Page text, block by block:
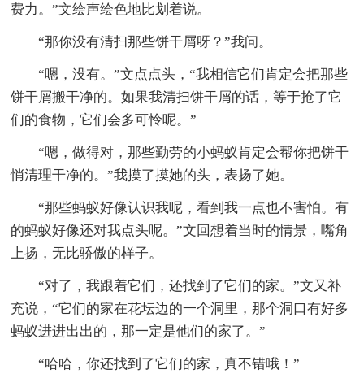
费力。”文绘声绘色地比划着说。
“那你没有清扫那些饼干屑呀？”我问。
“嗯，没有。”文点点头，“我相信它们肯定会把那些
饼干屑搬干净的。如果我清扫饼干屑的话，等于抢了它
们的食物，它们会多可怜呢。”
“嗯，做得对，那些勤劳的小蚂蚁肯定会帮你把饼干
悄清理干净的。”我摸了摸她的头，表扬了她。
“那些蚂蚁好像认识我呢，看到我一点也不害怕。有
的蚂蚁好像还对我点头呢。”文回想着当时的情景，嘴角
上扬，无比骄傲的样子。
“对了，我跟着它们，还找到了它们的家。”文又补
充说，“它们的家在花坛边的一个洞里，那个洞口有好多
蚂蚁进进出出的，那一定是他们的家了。”
“哈哈，你还找到了它们的家，真不错哦！”